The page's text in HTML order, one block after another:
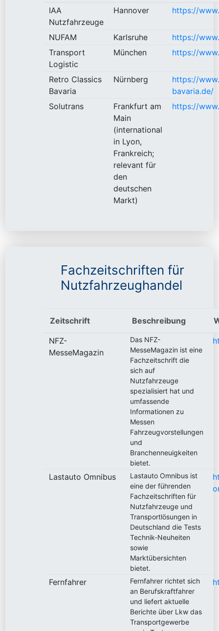
IAA
Nutzfahrzeuge
Hannover https://
NUFAM Karlsruhe
https://
Transport
Logistic
München https://
Retro Classics
Bavaria
Nürnberg
https://
bavaria.de/
Solutrans
Frankfurt am
Main
(international
in Lyon,
Frankreich;
relevant für
den
deutschen
Markt)
https://
Fachzeitschriften für
Nutzfahrzeughandel
Zeitschrift Beschreibung
NFZ-
MesseMagazin
Das NFZ-
MesseMagazin ist eine
Fachzeitschrift die
sich auf
Nutzfahrzeuge
spezialisiert hat und
umfassende
Informationen zu
Messen
Fahrzeugvorstellungen
und
Branchenneuigkeiten
bietet.
Lastauto Omnibus
Lastauto Omnibus ist
eine der führenden
Fachzeitschriften für
Nutzfahrzeuge und
Transportlösungen in
Deutschland die Tests
Technik-Neuheiten
sowie
Marktübersichten
bietet.
Fernfahrer
Fernfahrer richtet sich
an Berufskraftfahrer
und liefert aktuelle
Berichte über Lkw das
Transportgewerbe